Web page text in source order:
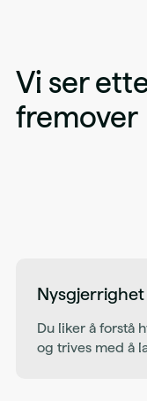
Vi ser
fremover
Nysgjerrighet
Du liker å forstå
og trives med å